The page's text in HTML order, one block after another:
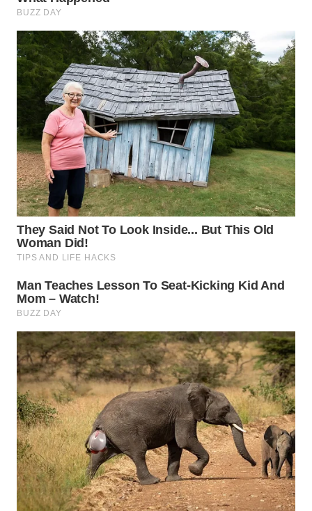
KALTARA
WN
KALSEL
WN
KALTIM
WN
SULSEL
WN
GORONTALO
WN
SULUT
WN
MALUKU
WN
MALUT
WN
DAIRI
WN
DANAU